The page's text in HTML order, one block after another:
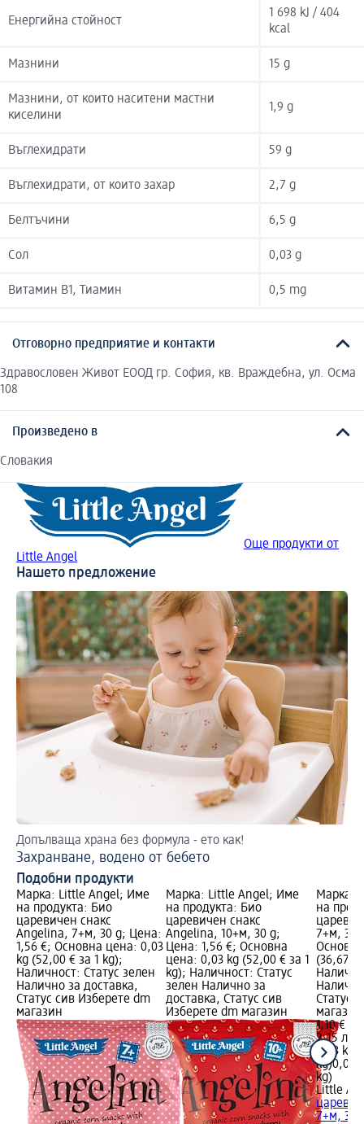
Енергийна стойност
1 698 kJ / 404
kcal
Мазнини 15 g
Мазнини, от които наситени мастни
киселини
1,9 g
Въглехидрати 59 g
Въглехидрати, от които захар 2,7 g
Белтъчини 6,5 g
Сол 0,03 g
Витамин B1, Тиамин 0,5 mg
Отговорно предприятие и контакти
Здравословен Живот ЕООД гр. София, кв. Враждебна, ул. Осма
108
Произведено в
Словакия
Още продукти от
Little Angel
Нашето предложение
Допълваща храна без формула - ето как!
Захранване, водено от бебето
Подобни продукти
Марка: Little Angel; Име
на продукта: Био
царевичен снакс
Angelina, 7+м, 30 g; Цена:
1,56 €; Основна цена: 0,03
kg (52,00 € за 1 kg);
Наличност: Статус зелен
Налично за доставка,
Статус сив Изберете dm
магазин
Марка: Little Angel; Име
на продукта: Био
царевичен снакс
Angelina, 10+м, 30 g;
Цена: 1,56 €; Основна
цена: 0,03 kg (52,00 € за 1
kg); Наличност: Статус
зелен Налично за
доставка, Статус сив
Изберете dm магазин
Марка:
на
7+м, 30
(36,67 €
Статус
магазин
1,10 €
2,15 лв.
0,03 kg
kg)0,03
kg)
Little
7+м, 30